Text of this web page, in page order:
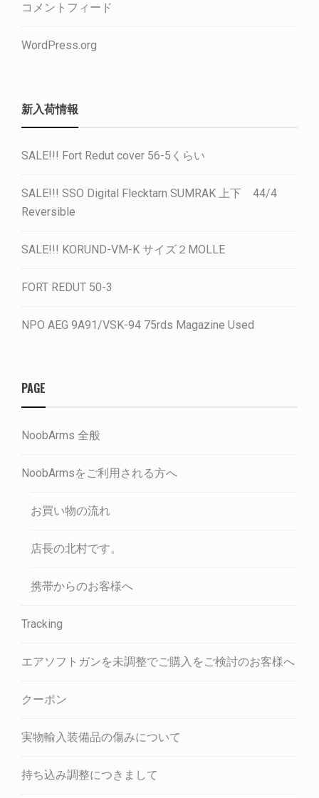
コメントフィード
WordPress.org
新入荷情報
SALE!!! Fort Redut cover 56-5くらい
SALE!!! SSO Digital Flecktarn SUMRAK 上下 44/4
Reversible
SALE!!! KORUND-VM-K サイズ２MOLLE
FORT REDUT 50-3
NPO AEG 9A91/VSK-94 75rds Magazine Used
PAGE
NoobArms 全般
NoobArmsをご利用される方へ
お買い物の流れ
店長の北村です。
携帯からのお客様へ
Tracking
エアソフトガンを未調整でご購入をご検討のお客様へ
クーポン
実物輸入装備品の傷みについて
持ち込み調整につきまして